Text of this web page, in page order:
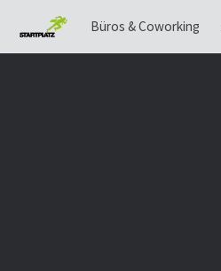
Büros & Coworking